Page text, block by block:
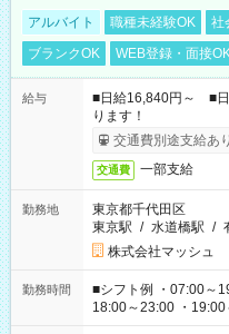
アルバイト 職種未経験OK 社
ブランクOK
WEB登録・面接
給与
■日給16,840円～ ■
ります！
交通費別途支給あり
交通費 一部支給
勤務地
東京都千代田区
東京駅 / 水道橋駅 /
株式会社マッシュ
勤務時間
■シフト例 ・07:00～
18:00～23:00 ・
etc ★最短で3時間で5,120円のお仕事から 15時間で2万円近く稼